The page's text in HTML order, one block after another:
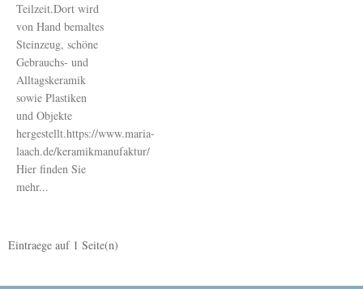
Teilzeit.Dort wird
von Hand bemaltes
Steinzeug, schöne
Gebrauchs- und
Alltagskeramik
sowie Plastiken
und Objekte
hergestellt.https://www.maria-
laach.de/keramikmanufaktur/
Hier finden Sie
mehr...
Eintraege auf 1 Seite(n)